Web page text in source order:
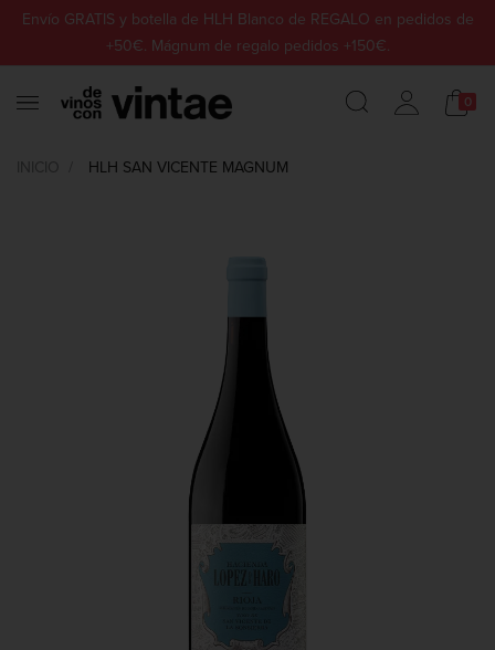
Envío GRATIS y botella de HLH Blanco de REGALO en pedidos de
+50€. Mágnum de regalo pedidos +150€.
0
HLH SAN VICENTE MAGNUM